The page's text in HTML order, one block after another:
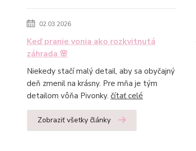
02.03.2026
Keď pranie vonia ako rozkvitnutá
záhrada 🌸
Niekedy stačí malý detail, aby sa obyčajný
deň zmenil na krásny. Pre mňa je tým
detailom vôňa Pivonky. čítať celé
Zobraziť všetky články